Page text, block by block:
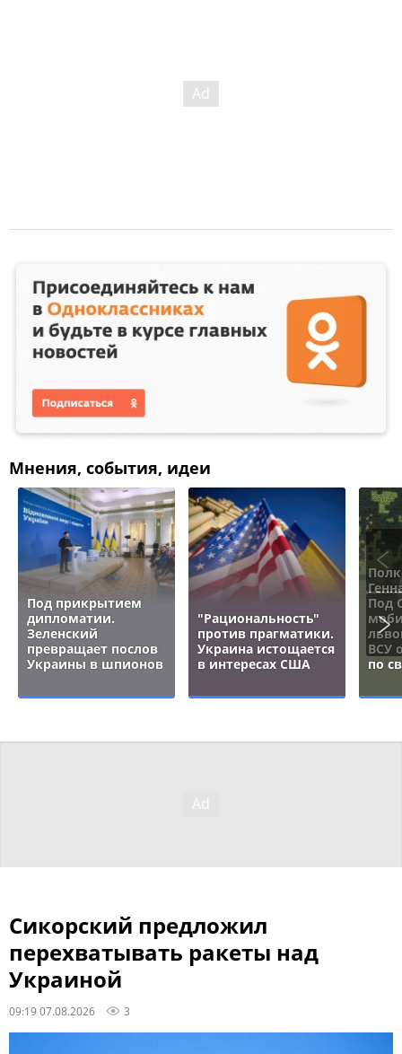
Мнения, события, идеи
Под прикрытием
дипломатии.
Зеленский
превращает послов
Украины в шпионов
"Рациональность"
против прагматики.
Украина истощается
в интересах США
Под
ВСУ
по
Сикорский предложил
перехватывать ракеты над
Украиной
09:19 07.08.2026 3